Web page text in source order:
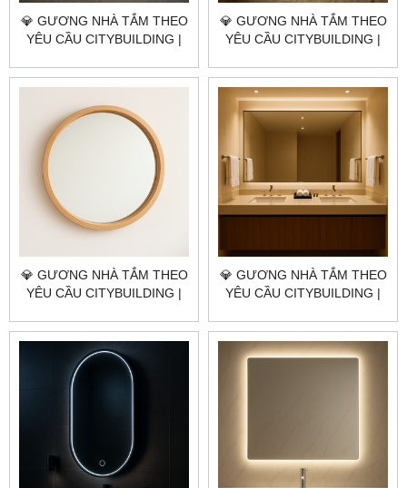
💎 GƯƠNG NHÀ TẮM THEO
YÊU CẦU CITYBUILDING |
GIÁ GƯƠNG NHÀ TẮM
💎 GƯƠNG NHÀ TẮM THEO
YÊU CẦU CITYBUILDING |
GIÁ GƯƠNG NHÀ TẮM
QUẬN TÂN PHÚ TP.HCM
💎 GƯƠNG NHÀ TẮM THEO
YÊU CẦU CITYBUILDING |
GIÁ GƯƠNG NHÀ TẮM
QUẬN BÌNH THẠNH TP.HCM
💎 GƯƠNG NHÀ TẮM THEO
YÊU CẦU CITYBUILDING |
GIÁ GƯƠNG NHÀ TẮM
QUẬN 11 TP.HCM